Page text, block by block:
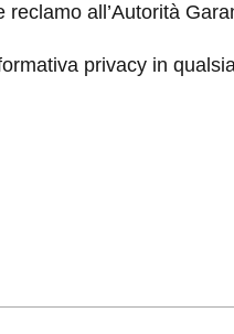
all’Autorità
privacy in